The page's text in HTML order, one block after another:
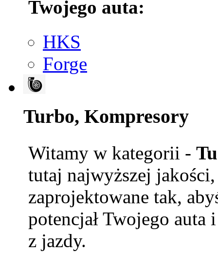
Twojego auta:
HKS
Forge
Turbo, Kompresory
Witamy w kategorii -
tutaj najwyższej
zaprojektowane tak,
potencjał Twojego auta
z jazdy.